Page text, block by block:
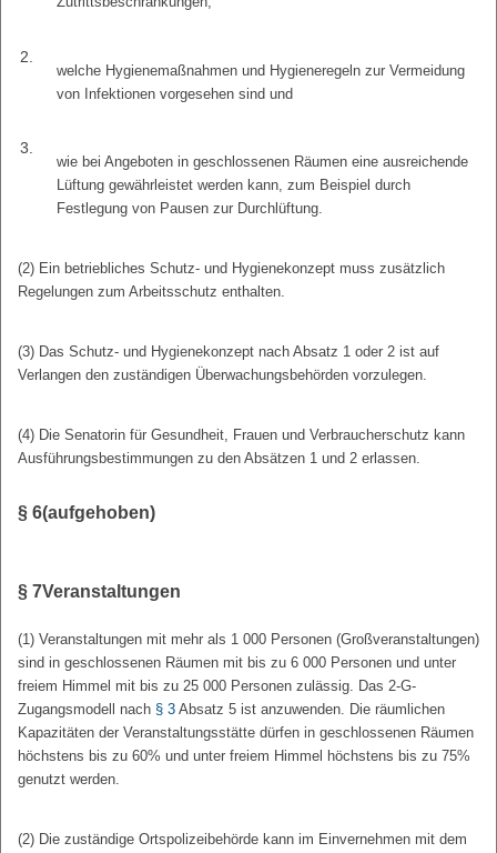
2.
welche Hygienemaßnahmen und Hygieneregeln zur Vermeidung
von Infektionen vorgesehen sind und
3.
wie bei Angeboten in geschlossenen Räumen eine ausreichende
Lüftung gewährleistet werden kann, zum Beispiel durch
Festlegung von Pausen zur Durchlüftung.
(2) Ein betriebliches Schutz- und Hygienekonzept muss zusätzlich
Regelungen zum Arbeitsschutz enthalten.
(3) Das Schutz- und Hygienekonzept nach Absatz 1 oder 2 ist auf
Verlangen den zuständigen Überwachungsbehörden vorzulegen.
(4) Die Senatorin für Gesundheit, Frauen und Verbraucherschutz kann
Ausführungsbestimmungen zu den Absätzen 1 und 2 erlassen.
§ 6(aufgehoben)
§ 7Veranstaltungen
(1) Veranstaltungen mit mehr als 1 000 Personen (Großveranstaltungen)
sind in geschlossenen Räumen mit bis zu 6 000 Personen und unter
freiem Himmel mit bis zu 25 000 Personen zulässig. Das 2-G-
Zugangsmodell nach § 3 Absatz 5 ist anzuwenden. Die räumlichen
Kapazitäten der Veranstaltungsstätte dürfen in geschlossenen Räumen
höchstens bis zu 60% und unter freiem Himmel höchstens bis zu 75%
genutzt werden.
(2) Die zuständige Ortspolizeibehörde kann im Einvernehmen mit dem